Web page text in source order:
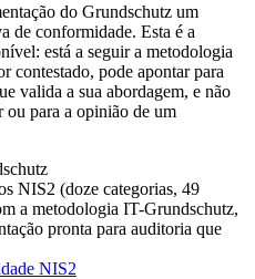
do Grundschutz um
de conformidade. Esta é a
está a seguir a metodologia
contestado, pode apontar para
valida a sua abordagem, e não
ou para a opinião de um
NIS2 (doze categorias, 49
a metodologia IT-Grundschutz,
pronta para auditoria que
NIS2